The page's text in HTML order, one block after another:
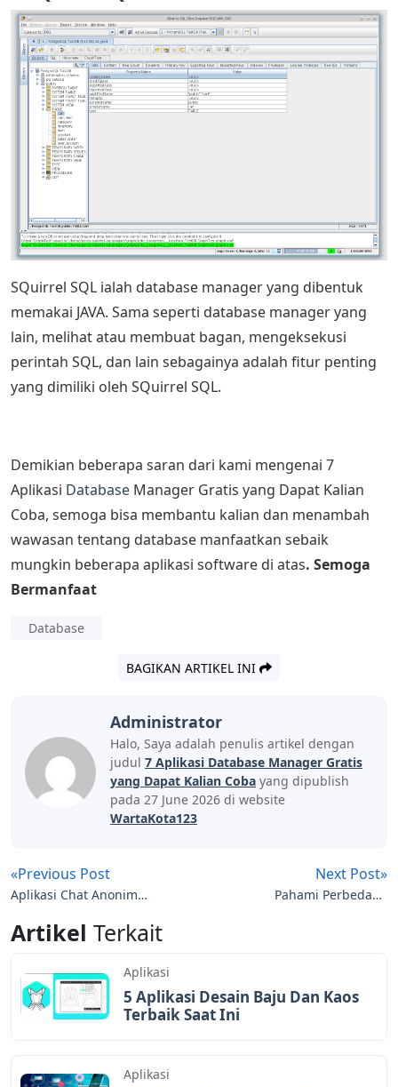
SQuirrel SQL ialah database manager yang dibentuk
memakai JAVA. Sama seperti database manager yang
lain, melihat atau membuat bagan, mengeksekusi
perintah SQL, dan lain sebagainya adalah fitur penting
yang dimiliki oleh SQuirrel SQL.
Demikian beberapa saran dari kami mengenai 7
Aplikasi Database Manager Gratis yang Dapat Kalian
Coba, semoga bisa membantu kalian dan menambah
wawasan tentang database manfaatkan sebaik
mungkin beberapa aplikasi software di atas. Semoga
Bermanfaat
Database
BAGIKAN ARTIKEL INI
Administrator
Halo, Saya adalah penulis artikel dengan
judul 7 Aplikasi Database Manager Gratis
yang Dapat Kalian Coba yang dipublish
pada 27 June 2026 di website
WartaKota123
«Previous Post
Aplikasi Chat Anonim
Sungkan
Next Post»
Pahami Perbedaan
Artikel Terkait
Aplikasi
5 Aplikasi Desain Baju Dan Kaos
Terbaik Saat Ini
Aplikasi